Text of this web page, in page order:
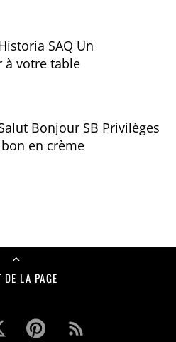
SAQ Un
à votre table
Bonjour SB Privilèges
bon en crème
DE LA PAGE